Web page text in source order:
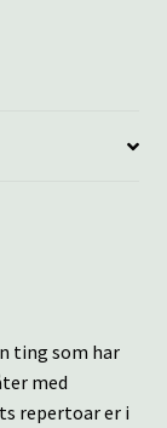
ting som har
med
repertoar er i